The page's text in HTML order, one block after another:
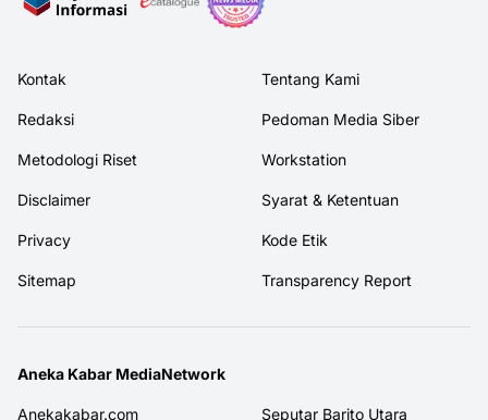
Kontak Tentang Kami
Redaksi Pedoman Media Siber
Metodologi Riset Workstation
Disclaimer Syarat & Ketentuan
Privacy Kode Etik
Sitemap Transparency Report
Aneka Kabar MediaNetwork
Anekakabar.com Seputar Barito Utara